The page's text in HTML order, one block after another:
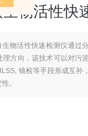
生物活性快
生物活性快速检测仪通过
方向，该技术可以对污
镜检等手段形成互补
。